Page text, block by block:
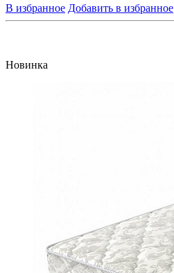
В избранное Добавить в избранное
Новинка